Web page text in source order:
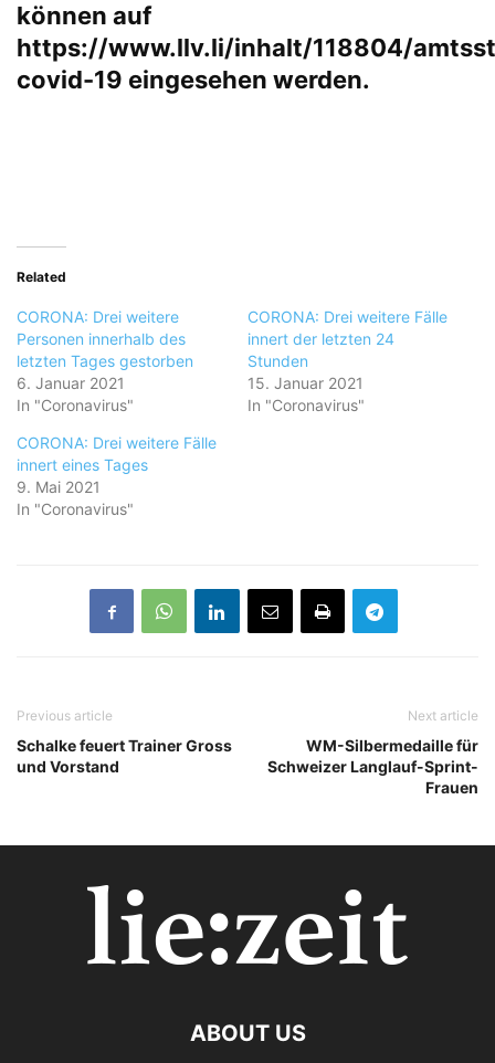
können auf
https://www.llv.li/inhalt/118804/
covid-19 eingesehen werden.
Related
CORONA: Drei weitere
Personen innerhalb des
letzten Tages gestorben
6. Januar 2021
In "Coronavirus"
CORONA: Drei weitere Fälle
innert der letzten 24
Stunden
15. Januar 2021
In "Coronavirus"
CORONA: Drei weitere Fälle
innert eines Tages
9. Mai 2021
In "Coronavirus"
Previous article
Schalke feuert Trainer Gross
und Vorstand
Next article
WM-Silbermedaille für
Schweizer Langlauf-Sprint-
Frauen
ABOUT US